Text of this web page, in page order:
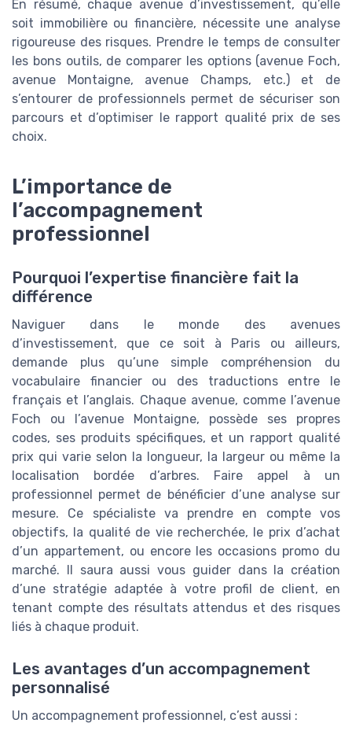
En résumé, chaque avenue d’investissement, qu’elle
soit immobilière ou financière, nécessite une analyse
rigoureuse des risques. Prendre le temps de consulter
les bons outils, de comparer les options (avenue Foch,
avenue Montaigne, avenue Champs, etc.) et de
s’entourer de professionnels permet de sécuriser son
parcours et d’optimiser le rapport qualité prix de ses
choix.
L’importance de
l’accompagnement
professionnel
Pourquoi l’expertise financière fait la
différence
Naviguer dans le monde des avenues
d’investissement, que ce soit à Paris ou ailleurs,
demande plus qu’une simple compréhension du
vocabulaire financier ou des traductions entre le
français et l’anglais. Chaque avenue, comme l’avenue
Foch ou l’avenue Montaigne, possède ses propres
codes, ses produits spécifiques, et un rapport qualité
prix qui varie selon la longueur, la largeur ou même la
localisation bordée d’arbres. Faire appel à un
professionnel permet de bénéficier d’une analyse sur
mesure. Ce spécialiste va prendre en compte vos
objectifs, la qualité de vie recherchée, le prix d’achat
d’un appartement, ou encore les occasions promo du
marché. Il saura aussi vous guider dans la création
d’une stratégie adaptée à votre profil de client, en
tenant compte des résultats attendus et des risques
liés à chaque produit.
Les avantages d’un accompagnement
personnalisé
Un accompagnement professionnel, c’est aussi :